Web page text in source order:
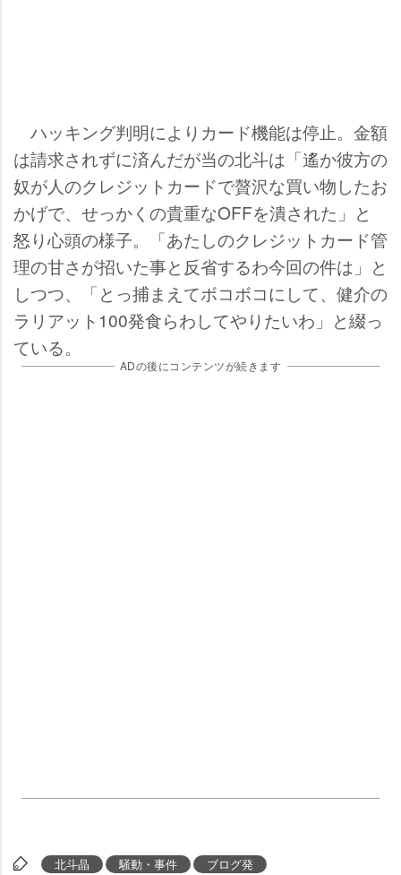
ハッキング判明によりカード機能は停止。金額
は請求されずに済んだが当の北斗は「遙か彼方の
奴が人のクレジットカードで贅沢な買い物したお
かげで、せっかくの貴重なOFFを潰された」と
怒り心頭の様子。「あたしのクレジットカード管
理の甘さが招いた事と反省するわ今回の件は」と
しつつ、「とっ捕まえてボコボコにして、健介の
ラリアット100発食らわしてやりたいわ」と綴っ
ている。
ADの後にコンテンツが続きます
北斗晶 騒動・事件 ブログ発